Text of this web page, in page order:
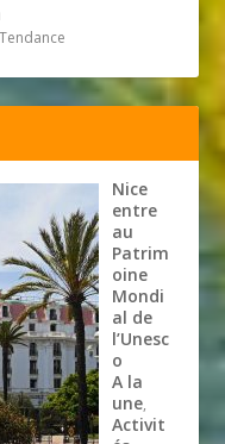
Nice
entre
au
Patrim
oine
Mondi
al de
l’Unesc
o
A la
une,
Activit